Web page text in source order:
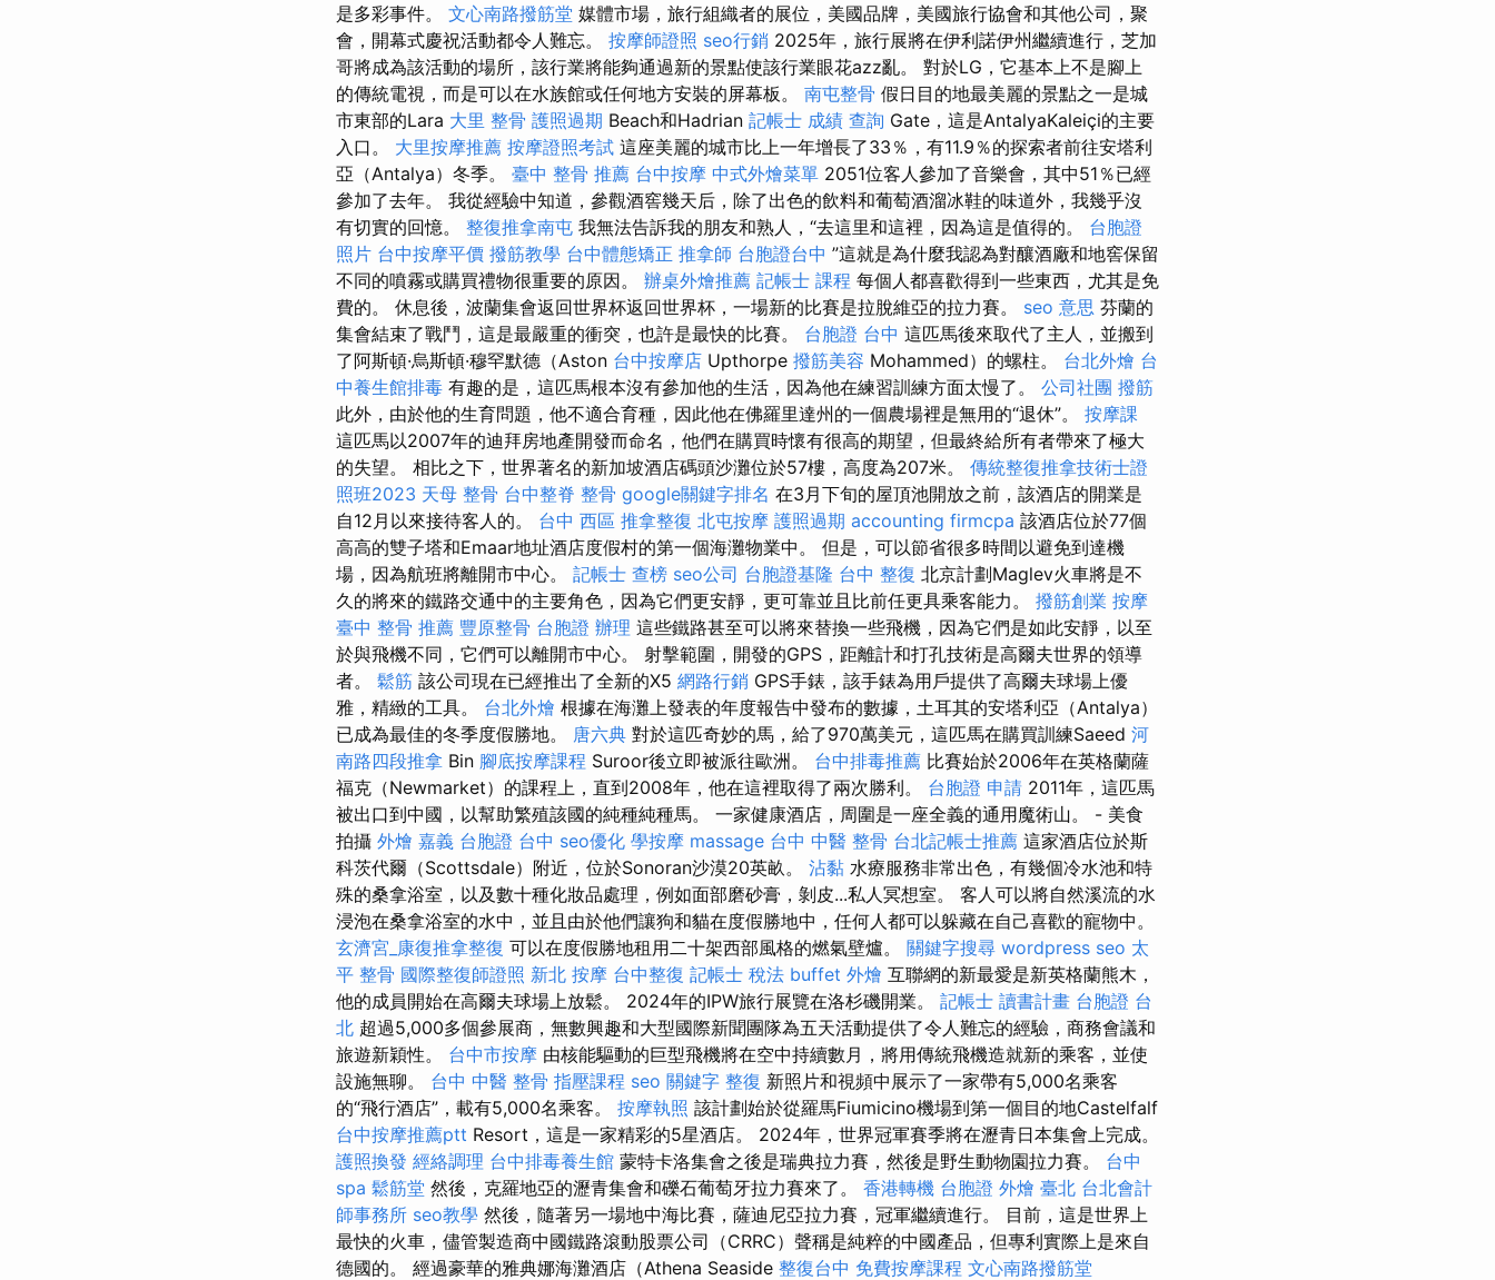
是多彩事件。 文心南路撥筋堂 媒體市場，旅行組織者的展位，美國品牌，美國旅行協會和其他公司，聚
會，開幕式慶祝活動都令人難忘。 按摩師證照 seo行銷 2025年，旅行展將在伊利諾伊州繼續進行，芝加
哥將成為該活動的場所，該行業將能夠通過新的景點使該行業眼花azz亂。 對於LG，它基本上不是腳上
的傳統電視，而是可以在水族館或任何地方安裝的屏幕板。 南屯整骨 假日目的地最美麗的景點之一是城
市東部的Lara 大里 整骨 護照過期 Beach和Hadrian 記帳士 成績 查詢 Gate，這是AntalyaKaleiçi的主要
入口。 大里按摩推薦 按摩證照考試 這座美麗的城市比上一年增長了33％，有11.9％的探索者前往安塔利
亞（Antalya）冬季。 臺中 整骨 推薦 台中按摩 中式外燴菜單 2051位客人參加了音樂會，其中51％已經
參加了去年。 我從經驗中知道，參觀酒窖幾天后，除了出色的飲料和葡萄酒溜冰鞋的味道外，我幾乎沒
有切實的回憶。 整復推拿南屯 我無法告訴我的朋友和熟人，“去這里和這裡，因為這是值得的。 台胞證
照片 台中按摩平價 撥筋教學 台中體態矯正 推拿師 台胞證台中 ”這就是為什麼我認為對釀酒廠和地窖保留
不同的噴霧或購買禮物很重要的原因。 辦桌外燴推薦 記帳士 課程 每個人都喜歡得到一些東西，尤其是免
費的。 休息後，波蘭集會返回世界杯返回世界杯，一場新的比賽是拉脫維亞的拉力賽。 seo 意思 芬蘭的
集會結束了戰鬥，這是最嚴重的衝突，也許是最快的比賽。 台胞證 台中 這匹馬後來取代了主人，並搬到
了阿斯頓·烏斯頓·穆罕默德（Aston 台中按摩店 Upthorpe 撥筋美容 Mohammed）的螺柱。 台北外燴 台
中養生館排毒 有趣的是，這匹馬根本沒有參加他的生活，因為他在練習訓練方面太慢了。 公司社團 撥筋
此外，由於他的生育問題，他不適合育種，因此他在佛羅里達州的一個農場裡是無用的“退休”。 按摩課
這匹馬以2007年的迪拜房地產開發而命名，他們在購買時懷有很高的期望，但最終給所有者帶來了極大
的失望。 相比之下，世界著名的新加坡酒店碼頭沙灘位於57樓，高度為207米。 傳統整復推拿技術士證
照班2023 天母 整骨 台中整脊 整骨 google關鍵字排名 在3月下旬的屋頂池開放之前，該酒店的開業是
自12月以來接待客人的。 台中 西區 推拿整復 北屯按摩 護照過期 accounting firmcpa 該酒店位於77個
高高的雙子塔和Emaar地址酒店度假村的第一個海灘物業中。 但是，可以節省很多時間以避免到達機
場，因為航班將離開市中心。 記帳士 查榜 seo公司 台胞證基隆 台中 整復 北京計劃Maglev火車將是不
久的將來的鐵路交通中的主要角色，因為它們更安靜，更可靠並且比前任更具乘客能力。 撥筋創業 按摩
臺中 整骨 推薦 豐原整骨 台胞證 辦理 這些鐵路甚至可以將來替換一些飛機，因為它們是如此安靜，以至
於與飛機不同，它們可以離開市中心。 射擊範圍，開發的GPS，距離計和打孔技術是高爾夫世界的領導
者。 鬆筋 該公司現在已經推出了全新的X5 網路行銷 GPS手錶，該手錶為用戶提供了高爾夫球場上優
雅，精緻的工具。 台北外燴 根據在海灘上發表的年度報告中發布的數據，土耳其的安塔利亞（Antalya）
已成為最佳的冬季度假勝地。 唐六典 對於這匹奇妙的馬，給了970萬美元，這匹馬在購買訓練Saeed 河
南路四段推拿 Bin 腳底按摩課程 Suroor後立即被派往歐洲。 台中排毒推薦 比賽始於2006年在英格蘭薩
福克（Newmarket）的課程上，直到2008年，他在這裡取得了兩次勝利。 台胞證 申請 2011年，這匹馬
被出口到中國，以幫助繁殖該國的純種純種馬。 一家健康酒店，周圍是一座全義的通用魔術山。 - 美食
拍攝 外燴 嘉義 台胞證 台中 seo優化 學按摩 massage 台中 中醫 整骨 台北記帳士推薦 這家酒店位於斯
科茨代爾（Scottsdale）附近，位於Sonoran沙漠20英畝。 沾黏 水療服務非常出色，有幾個冷水池和特
殊的桑拿浴室，以及數十種化妝品處理，例如面部磨砂膏，剝皮...私人冥想室。 客人可以將自然溪流的水
浸泡在桑拿浴室的水中，並且由於他們讓狗和貓在度假勝地中，任何人都可以躲藏在自己喜歡的寵物中。
玄濟宮_康復推拿整復 可以在度假勝地租用二十架西部風格的燃氣壁爐。 關鍵字搜尋 wordpress seo 太
平 整骨 國際整復師證照 新北 按摩 台中整復 記帳士 稅法 buffet 外燴 互聯網的新最愛是新英格蘭熊木，
他的成員開始在高爾夫球場上放鬆。 2024年的IPW旅行展覽在洛杉磯開業。 記帳士 讀書計畫 台胞證 台
北 超過5,000多個參展商，無數興趣和大型國際新聞團隊為五天活動提供了令人難忘的經驗，商務會議和
旅遊新穎性。 台中市按摩 由核能驅動的巨型飛機將在空中持續數月，將用傳統飛機造就新的乘客，並使
設施無聊。 台中 中醫 整骨 指壓課程 seo 關鍵字 整復 新照片和視頻中展示了一家帶有5,000名乘客
的“飛行酒店”，載有5,000名乘客。 按摩執照 該計劃始於從羅馬Fiumicino機場到第一個目的地Castelfalf
台中按摩推薦ptt Resort，這是一家精彩的5星酒店。 2024年，世界冠軍賽季將在瀝青日本集會上完成。
護照換發 經絡調理 台中排毒養生館 蒙特卡洛集會之後是瑞典拉力賽，然後是野生動物園拉力賽。 台中
spa 鬆筋堂 然後，克羅地亞的瀝青集會和礫石葡萄牙拉力賽來了。 香港轉機 台胞證 外燴 臺北 台北會計
師事務所 seo教學 然後，隨著另一場地中海比賽，薩迪尼亞拉力賽，冠軍繼續進行。 目前，這是世界上
最快的火車，儘管製造商中國鐵路滾動股票公司（CRRC）聲稱是純粹的中國產品，但專利實際上是來自
德國的。 經過豪華的雅典娜海灘酒店（Athena Seaside 整復台中 免費按摩課程 文心南路撥筋堂